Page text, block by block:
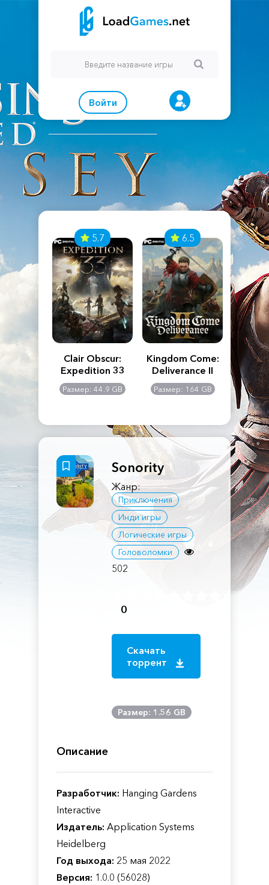
Войти
Creed
5.7
Clair Obscur:
Expedition 33
Размер: 44.9 GB
6.5
Kingdom Come:
Deliverance II
Размер: 164 GB
The
Sonority
Жанр:
Приключения
Инди игры
Логические игры
Головоломки
502
0
Скачать
торрент
Размер: 1.56 GB
Описание
Разработчик: Hanging Gardens
Interactive
Издатель: Application Systems
Heidelberg
Год выхода: 25 мая 2022
Версия: 1.0.0 (56028)